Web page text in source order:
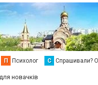
П Психолог С Спрашивали?
новачків